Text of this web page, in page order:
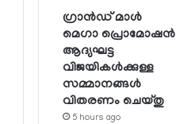
ഗ്രാന്‍ഡ് മാള്‍
മെഗാ പ്രൊമോഷന്‍
ആദ്യഘട്ട
വിജയികള്‍ക്കുള്ള
സമ്മാനങ്ങള്‍
വിതരണം ചെയ്തു
5 hours ago